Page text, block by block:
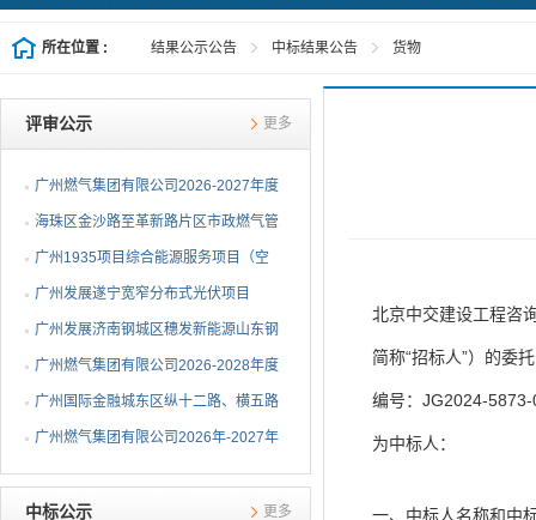
所在位置 : 结果公示公告 中标结果公告 货物
北京中交建设工程咨
简称“招标人”）的委
编号：JG2024-
为中标人：
一、中标人名称和中
评审公示 更多
广州燃气集团有限公司2026-2027年度
燃气用埋地聚乙烯（PE1...
海珠区金沙路至革新路片区市政燃气管
网更新工程施工总承包...
广州1935项目综合能源服务项目（空
调系统部分）EPC总承包...
广州发展遂宁宽窄分布式光伏项目
EPC总承包中标候选人公示
广州发展济南钢城区穗发新能源山东钢
铁股份有限公司分布式...
广州燃气集团有限公司2026-2028年度
钢制球阀采购项目中标...
广州国际金融城东区纵十二路、横五路
（西段）供冷管网工程...
广州燃气集团有限公司2026年-2027年
埋地燃气闸阀采购项目...
中标公示 更多